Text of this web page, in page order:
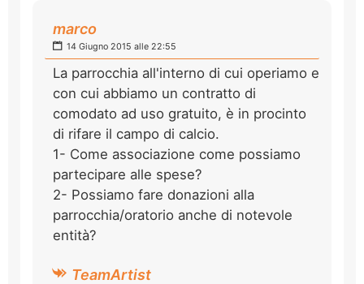
marco
14 Giugno 2015 alle 22:55
La parrocchia all'interno di cui operiamo e
con cui abbiamo un contratto di
comodato ad uso gratuito, è in procinto
di rifare il campo di calcio.
1- Come associazione come possiamo
partecipare alle spese?
2- Possiamo fare donazioni alla
parrocchia/oratorio anche di notevole
entità?
TeamArtist